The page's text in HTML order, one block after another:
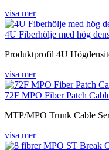
visa mer
4U Fiberhölje med hög
Produktprofil 4U
visa mer
72F MPO Fiber Patch
MTP/MPO Trunk Cable
visa mer